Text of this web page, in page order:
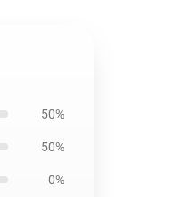
50%
50%
0%